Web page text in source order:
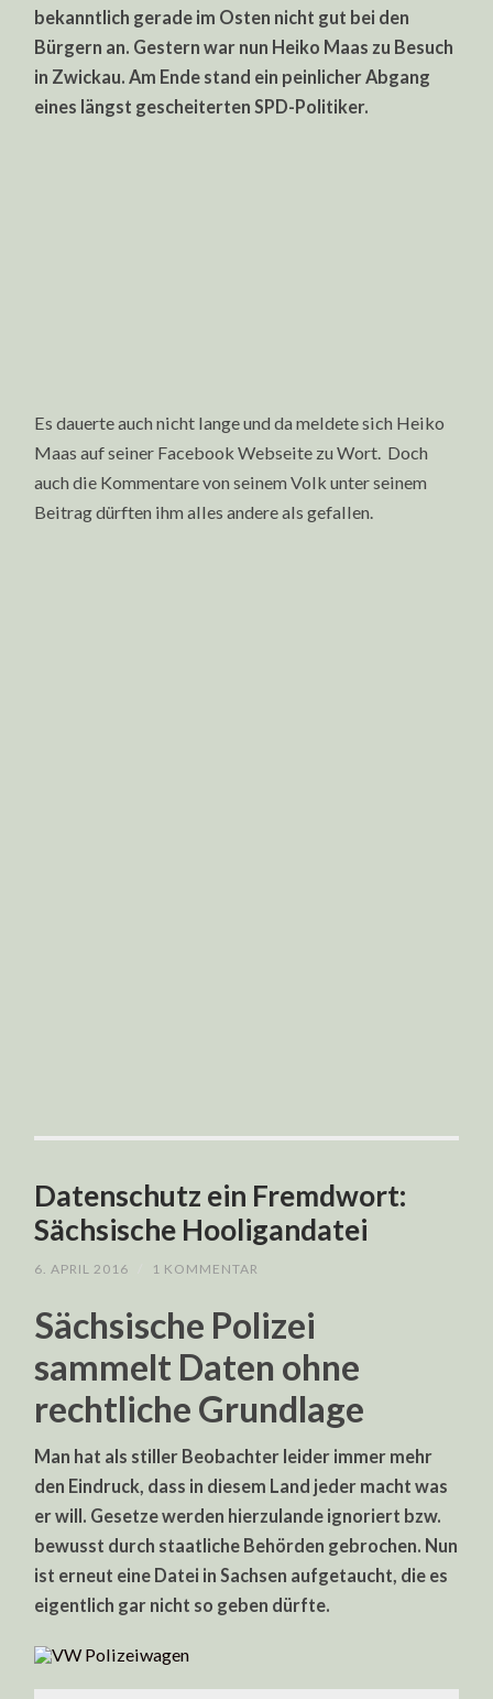
bekanntlich gerade im Osten nicht gut bei den
Bürgern an. Gestern war nun Heiko Maas zu Besuch
in Zwickau. Am Ende stand ein peinlicher Abgang
eines längst gescheiterten SPD-Politiker.
Es dauerte auch nicht lange und da meldete sich Heiko
Maas auf seiner Facebook Webseite zu Wort. Doch
auch die Kommentare von seinem Volk unter seinem
Beitrag dürften ihm alles andere als gefallen.
Datenschutz ein Fremdwort:
Sächsische Hooligandatei
6. APRIL 2016 1 KOMMENTAR
Sächsische Polizei
sammelt Daten ohne
rechtliche Grundlage
Man hat als stiller Beobachter leider immer mehr
den Eindruck, dass in diesem Land jeder macht was
er will. Gesetze werden hierzulande ignoriert bzw.
bewusst durch staatliche Behörden gebrochen. Nun
ist erneut eine Datei in Sachsen aufgetaucht, die es
eigentlich gar nicht so geben dürfte.